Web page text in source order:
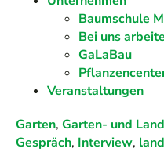
Baumschule
Bei uns
GaLaBau
Veranstaltungen
Garten, Garten- und
Gespräch, Interview,